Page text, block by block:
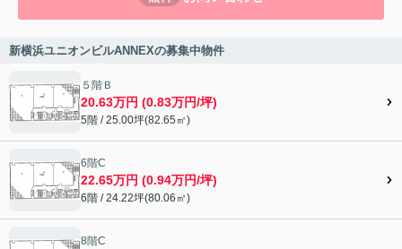
新横浜ユニオンビルANNEXの募集中物件
５階Ｂ
20.63万円 (0.83万円/坪)
5階 / 25.00坪(82.65㎡)
6階C
22.65万円 (0.94万円/坪)
6階 / 24.22坪(80.06㎡)
8階C